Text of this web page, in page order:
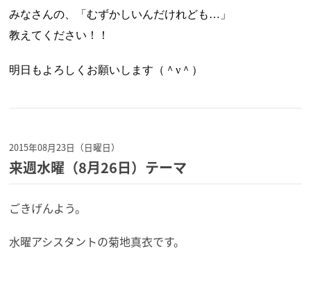
みなさんの、「むずかしいんだけれども…」
教えてください！！
明日もよろしくお願いします（＾ν＾）
2015年08月23日（日曜日）
来週水曜（8月26日）テーマ
ごきげんよう。
水曜アシスタントの菊地真衣です。